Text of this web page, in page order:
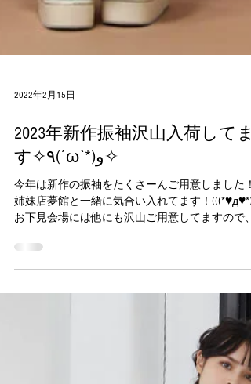
2022年2月15日
姉妹店夢館と一緒に気合い入れてます！
お下見会場には他にも沢山ご用意してますので、
是非ご覧にいらして下さい☆ お下見会ご予約はコ
チラ 春のロケーション撮影のご予約も始まってま